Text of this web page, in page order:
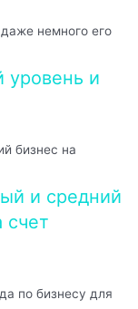
и
и средний
счет